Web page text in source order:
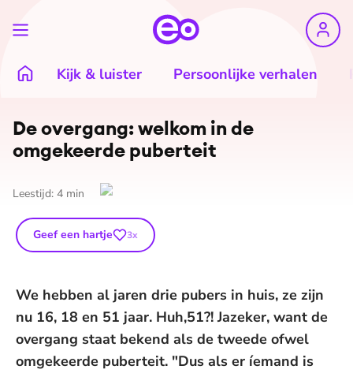
Kijk & luister Persoonlijke verhalen
De overgang: welkom in de
omgekeerde puberteit
Leestijd: 4 min
Geef een hartje 3x
We hebben al jaren drie pubers in huis, ze zijn
nu 16, 18 en 51 jaar. Huh,51?! Jazeker, want de
overgang staat bekend als de tweede ofwel
omgekeerde puberteit. "Dus als er íemand is